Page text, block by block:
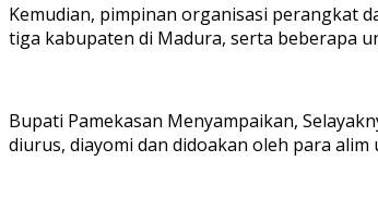
Kemudian, pimpinan organisasi perangkat
tiga kabupaten di Madura, serta beberapa
Bupati Pamekasan Menyampaikan,
diurus, diayomi dan didoakan oleh para